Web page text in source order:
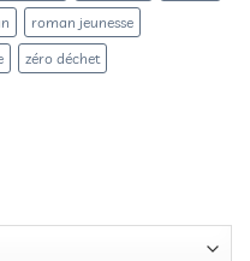
roman jeunesse
zéro déchet